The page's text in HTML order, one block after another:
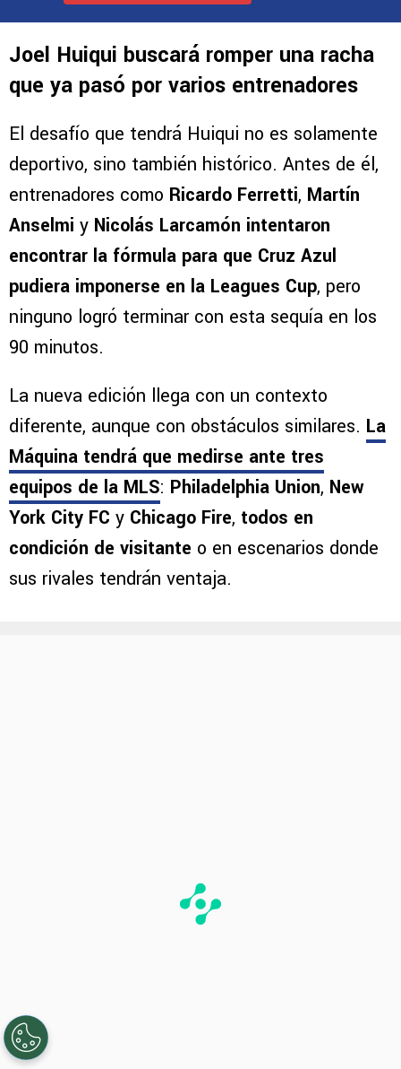
Joel Huiqui buscará romper una racha
que ya pasó por varios entrenadores
El desafío que tendrá Huiqui no es solamente
deportivo, sino también histórico. Antes de él,
entrenadores como Ricardo Ferretti, Martín
Anselmi y Nicolás Larcamón intentaron
encontrar la fórmula para que Cruz Azul
pudiera imponerse en la Leagues Cup, pero
ninguno logró terminar con esta sequía en los
90 minutos.
La nueva edición llega con un contexto
diferente, aunque con obstáculos similares. La
Máquina tendrá que medirse ante tres
equipos de la MLS: Philadelphia Union, New
York City FC y Chicago Fire, todos en
condición de visitante o en escenarios donde
sus rivales tendrán ventaja.